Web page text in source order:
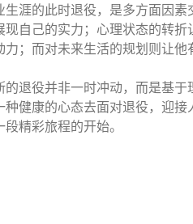
生涯的此时退役，是多方面因
现自己的实力；心理状态的转
；而对未来生活的规划则让他
的退役并非一时冲动，而是基
种健康的心态去面对退役，迎
精彩旅程的开始。